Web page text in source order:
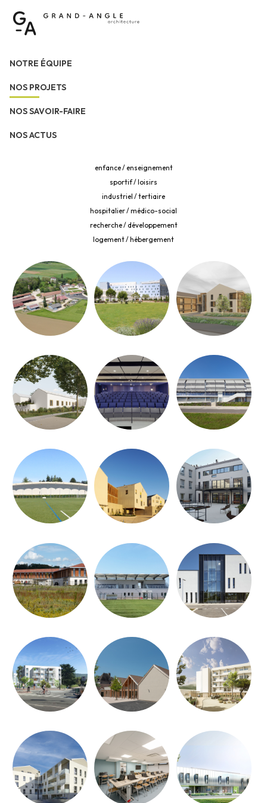
NOTRE ÉQUIPE
NOS PROJETS
NOS SAVOIR-FAIRE
NOS ACTUS
enfance /enseignement
sportif /loisirs
industriel /tertiaire
hospitalier /médico-social
recherche /développement
logement /hébergement